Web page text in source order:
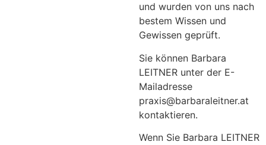
und wurden von uns nach
bestem Wissen und
Gewissen geprüft.
Sie können Barbara
LEITNER unter der E-
Mailadresse
praxis@barbaraleitner.at
kontaktieren.
Wenn Sie Barbara LEITNER